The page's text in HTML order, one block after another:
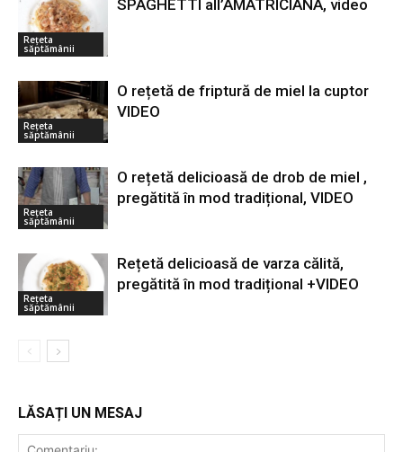
Rețeta
săptămânii
SPAGHETTI all’AMATRICIANA, video
Rețeta
săptămânii
O rețetă de friptură de miel la cuptor
VIDEO
Rețeta
săptămânii
O rețetă delicioasă de drob de miel ,
pregătită în mod tradițional, VIDEO
Rețeta
săptămânii
Rețetă delicioasă de varza călită,
pregătită în mod tradițional +VIDEO
LĂSAȚI UN MESAJ